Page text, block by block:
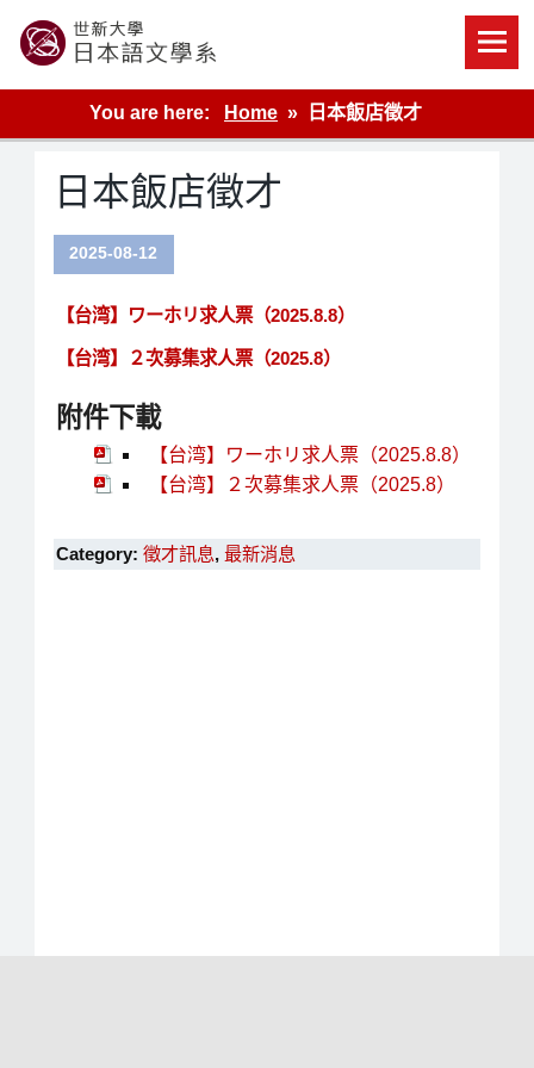
content
世新大學教學單位的網站
You are here:
Home 日本飯店徵才
日本飯店徵才
2025-08-12
【台湾】ワーホリ求人票（2025.8.8）
【台湾】２次募集求人票（2025.8）
附件下載
【台湾】ワーホリ求人票（2025.8.8）
【台湾】２次募集求人票（2025.8）
Category: 徵才訊息, 最新消息